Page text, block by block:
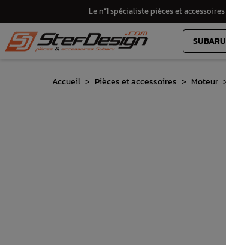
Le n°1 spécialiste pièces et accessoires
SUBARU
Accueil Pièces et accessoires Moteur